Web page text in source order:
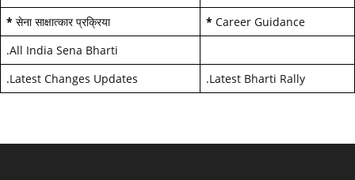
* सेना साक्षात्कार प्रक्रिया * Career Guidance
.All India Sena Bharti
.Latest Changes Updates .Latest Bharti Rally